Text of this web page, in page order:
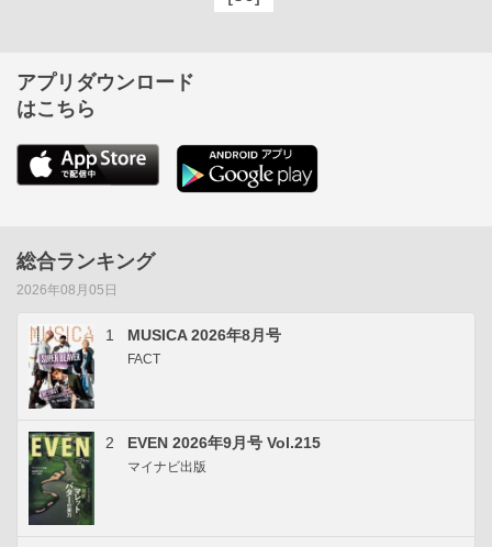
アプリダウンロード
はこちら
総合ランキング
2026年08月05日
1 MUSICA 2026年8月号
FACT
2 EVEN 2026年9月号 Vol.215
マイナビ出版